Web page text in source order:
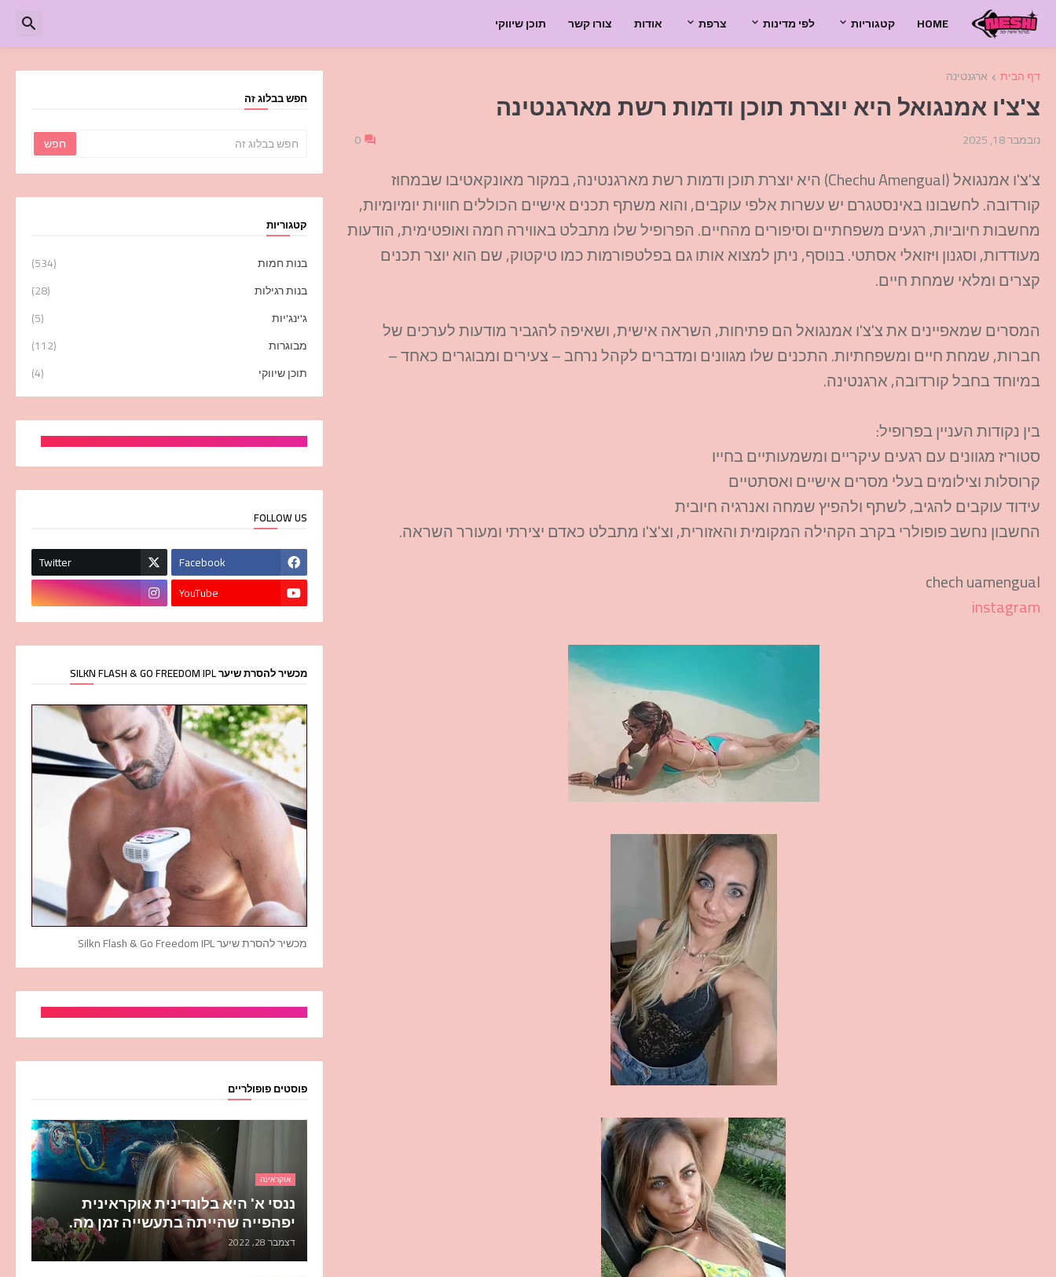
HOME קטגוריות לפי מדינות צרפת אודות צורו קשר תוכן שיווקי
דף הבית ארגנטינה
צ'צ'ו אמנגואל היא יוצרת תוכן ודמות רשת מארגנטינה
נובמבר 18, 2025 0
צ'צ'ו אמנגואל (Chechu Amengual) היא יוצרת תוכן ודמות רשת מארגנטינה, במקור מאונקאטיבו שבמחוז
קורדובה. לחשבונו באינסטגרם יש עשרות אלפי עוקבים, והוא משתף תכנים אישיים הכוללים חוויות יומיומיות,
מחשבות חיוביות, רגעים משפחתיים וסיפורים מהחיים. הפרופיל שלו מתבלט באווירה חמה ואופטימית, הודעות
מעודדות, וסגנון ויזואלי אסתטי. בנוסף, ניתן למצוא אותו גם בפלטפורמות כמו טיקטוק, שם הוא יוצר תכנים
קצרים ומלאי שמחת חיים.
המסרים שמאפיינים את צ'צ'ו אמנגואל הם פתיחות, השראה אישית, ושאיפה להגביר מודעות לערכים של
חברות, שמחת חיים ומשפחתיות. התכנים שלו מגוונים ומדברים לקהל נרחב – צעירים ומבוגרים כאחד –
במיוחד בחבל קורדובה, ארגנטינה.​
בין נקודות העניין בפרופיל:
סטוריז מגוונים עם רגעים עיקריים ומשמעותיים בחייו
קרוסלות וצילומים בעלי מסרים אישיים ואסתטיים
עידוד עוקבים להגיב, לשתף ולהפיץ שמחה ואנרגיה חיובית
החשבון נחשב פופולרי בקרב הקהילה המקומית והאזורית, וצ'צ'ו מתבלט כאדם יצירתי ומעורר השראה.
chech uamengual
instagram
חפש בבלוג זה
קטגוריות
בנות חמות
(534)
בנות רגילות
(28)
ג'ינג'יות
(5)
מבוגרות
(112)
תוכן שיווקי
(4)
FOLLOW US
Facebook
Twitter
YouTube
מכשיר להסרת שיער SILKN FLASH & GO FREEDOM IPL
מכשיר להסרת שיער Silkn Flash & Go Freedom IPL
פוסטים פופולריים
אוקראינה
ננסי א' היא בלונדינית אוקראינית
יפהפייה שהייתה בתעשייה זמן מה.
דצמבר 28, 2022